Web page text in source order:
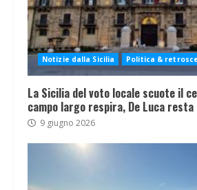
Notizie dalla Sicilia Politica &
La Sicilia del voto locale scuote il
campo largo respira, De Luca
9 giugno 2026